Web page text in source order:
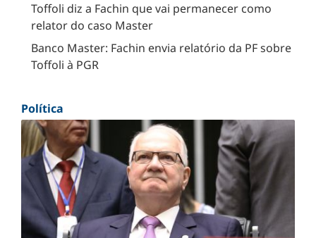
Toffoli diz a Fachin que vai permanecer como
relator do caso Master
Banco Master: Fachin envia relatório da PF sobre
Toffoli à PGR
Política